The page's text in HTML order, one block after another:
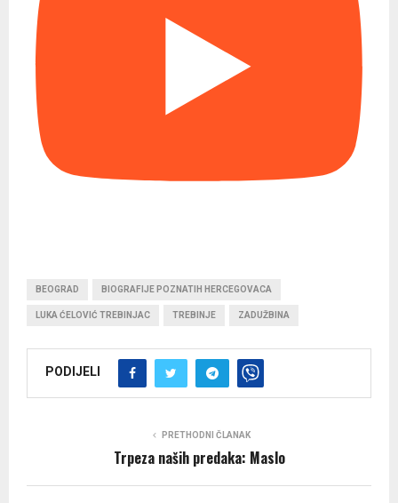
BEOGRAD BIOGRAFIJE POZNATIH HERCEGOVACA
LUKA ĆELOVIĆ TREBINJAC TREBINJE ZADUŽBINA
PODIJELI
PRETHODNI ČLANAK
Trpeza naših predaka: Maslo